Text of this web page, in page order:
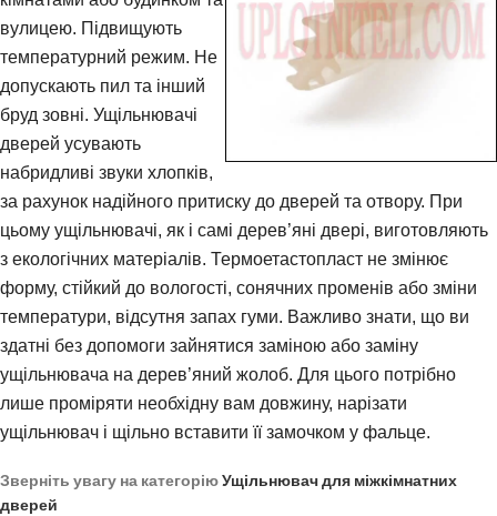
вулицею. Підвищують
температурний режим. Не
допускають пил та інший
бруд зовні. Ущільнювачі
дверей усувають
набридливі звуки хлопків,
за рахунок надійного притиску до дверей та отвору. При
цьому ущільнювачі, як і самі дерев’яні двері, виготовляють
з екологічних матеріалів. Термоетастопласт не змінює
форму, стійкий до вологості, сонячних променів або зміни
температури, відсутня запах гуми. Важливо знати, що ви
здатні без допомоги зайнятися заміною або заміну
ущільнювача на дерев’яний жолоб. Для цього потрібно
лише проміряти необхідну вам довжину, нарізати
ущільнювач і щільно вставити її замочком у фальце.
Зверніть увагу на категоріюУщільнювач для міжкімнатних
дверей